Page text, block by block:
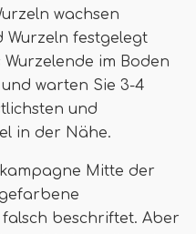
wachsen
Wurzeln festgelegt
im Boden
warten Sie 3-4
und
in der Nähe.
Mitte der
beschriftet. Aber